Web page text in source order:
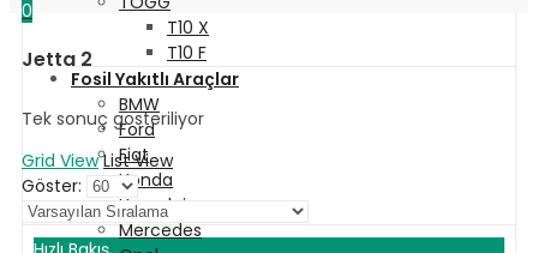
0
T10 X
T10 F
Fosil Yakıtlı Araçlar
BMW
Ford
Fiat
Honda
Hyundai
Mercedes
Jetta 2
Tek sonuç gösteriliyor
Grid View List View
Göster: